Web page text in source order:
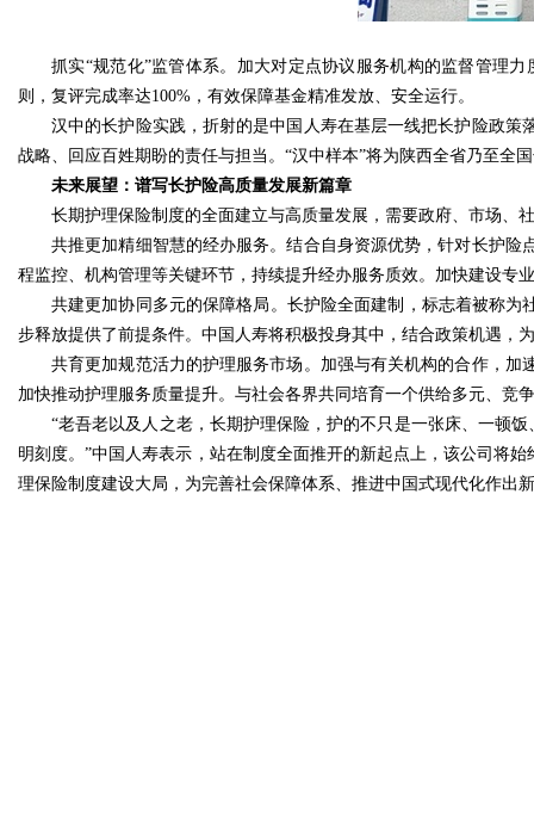
抓实“规范化”监管体系。加大对定点协议服务机构的监督管理
则，复评完成率达100%，有效保障基金精准发放、安全运行。
汉中的长护险实践，折射的是中国人寿在基层一线把长护险政
战略、回应百姓期盼的责任与担当。“汉中样本”将为陕西全省乃至全
未来展望：谱写长护险高质量发展新篇章
长期护理保险制度的全面建立与高质量发展，需要政府、市场、
共推更加精细智慧的经办服务。结合自身资源优势，针对长护
程监控、机构管理等关键环节，持续提升经办服务质效。加快建设专
共建更加协同多元的保障格局。长护险全面建制，标志着被称
步释放提供了前提条件。中国人寿将积极投身其中，结合政策机遇，
共育更加规范活力的护理服务市场。加强与有关机构的合作，
加快推动护理服务质量提升。与社会各界共同培育一个供给多元、竞
“老吾老以及人之老，长期护理保险，护的不只是一张床、一顿
明刻度。”中国人寿表示，站在制度全面推开的新起点上，该公司将
理保险制度建设大局，为完善社会保障体系、推进中国式现代化作出